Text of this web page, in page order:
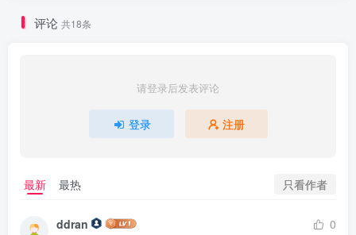
评论 共18条
请登录后发表评论
登录 注册
最新 最热 只看作者
ddran
0